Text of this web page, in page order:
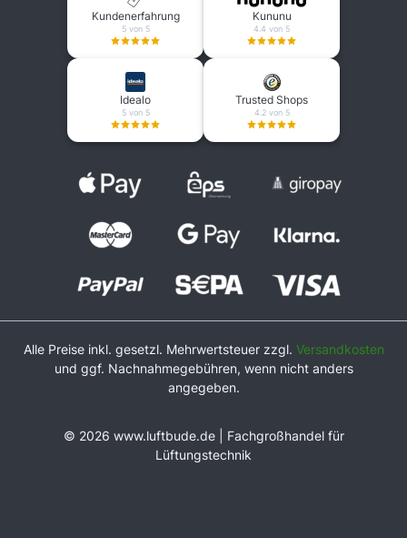
Kundenerfahrung
5 von 5
Kununu
4.4 von 5
Idealo
5 von 5
Trusted Shops
4.2 von 5
Alle Preise inkl. gesetzl. Mehrwertsteuer zzgl. Versandkosten
und ggf. Nachnahmegebühren, wenn nicht anders
angegeben.
© 2026 www.luftbude.de | Fachgroßhandel für
Lüftungstechnik